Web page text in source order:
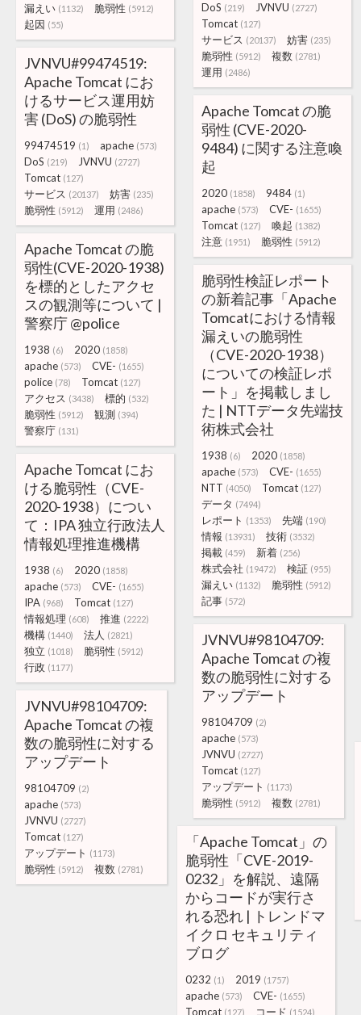
漏えい (1132) 脆弱性 (5912)
起因 (55)
DoS (219) JVNVU (2727)
Tomcat (127)
サービス (20137) 妨害 (235)
脆弱性 (5912) 複数 (2781)
運用 (2486)
JVNVU#99474519:
Apache Tomcat にお
けるサービス運用妨
害 (DoS) の脆弱性
99474519 (1) apache (573)
DoS (219) JVNVU (2727)
Tomcat (127)
サービス (20137) 妨害 (235)
脆弱性 (5912) 運用 (2486)
Apache Tomcat の脆
弱性 (CVE-2020-
9484) に関する注意喚
起
2020 (1858) 9484 (1)
apache (573) CVE- (1655)
Tomcat (127) 喚起 (1382)
注意 (1951) 脆弱性 (5912)
Apache Tomcat の脆
弱性(CVE-2020-1938)
を標的としたアクセ
スの観測等について |
警察庁 @police
1938 (6) 2020 (1858)
apache (573) CVE- (1655)
police (78) Tomcat (127)
アクセス (3438) 標的 (532)
脆弱性 (5912) 観測 (394)
警察庁 (131)
脆弱性検証レポート
の新着記事「Apache
Tomcatにおける情報
漏えいの脆弱性
（CVE-2020-1938）
についての検証レポ
ート」を掲載しまし
た | NTTデータ先端技
術株式会社
1938 (6) 2020 (1858)
apache (573) CVE- (1655)
NTT (4050) Tomcat (127)
データ (7494)
レポート (1353) 先端 (190)
情報 (13931) 技術 (3532)
掲載 (459) 新着 (256)
株式会社 (19472) 検証 (955)
漏えい (1132) 脆弱性 (5912)
記事 (572)
Apache Tomcat にお
ける脆弱性（CVE-
2020-1938）につい
て：IPA 独立行政法人
情報処理推進機構
1938 (6) 2020 (1858)
apache (573) CVE- (1655)
IPA (968) Tomcat (127)
情報処理 (608) 推進 (2222)
機構 (1440) 法人 (2821)
独立 (1018) 脆弱性 (5912)
行政 (1177)
JVNVU#98104709:
Apache Tomcat の複
数の脆弱性に対する
アップデート
98104709 (2)
apache (573)
JVNVU (2727)
Tomcat (127)
アップデート (1173)
脆弱性 (5912) 複数 (2781)
JVNVU#98104709:
Apache Tomcat の複
数の脆弱性に対する
アップデート
98104709 (2)
apache (573)
JVNVU (2727)
Tomcat (127)
アップデート (1173)
脆弱性 (5912) 複数 (2781)
「Apache Tomcat」の
脆弱性「CVE-2019-
0232」を解説、遠隔
からコードが実行さ
れる恐れ | トレンドマ
イクロ セキュリティ
ブログ
0232 (1) 2019 (1757)
apache (573) CVE- (1655)
Tomcat (127) コード (1524)